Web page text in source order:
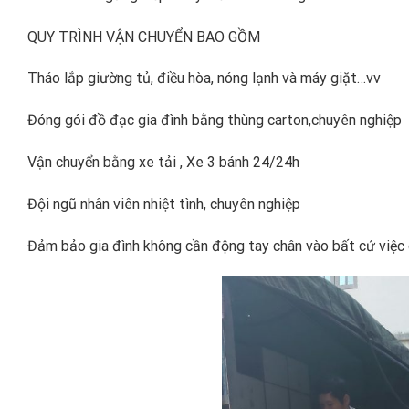
QUY TRÌNH VẬN CHUYỂN BAO GỒM
Tháo lắp giường tủ, điều hòa, nóng lạnh và máy giặt…vv
Đóng gói đồ đạc gia đình bằng thùng carton,chuyên nghiệp
Vận chuyển bằng xe tải , Xe 3 bánh 24/24h
Đội ngũ nhân viên nhiệt tình, chuyên nghiệp
Đảm bảo gia đình không cần động tay chân vào bất cứ việc